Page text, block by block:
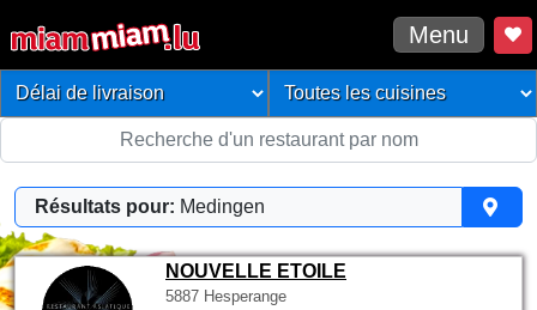
Menu
Résultats pour: Medingen
NOUVELLE ETOILE
5887 Hesperange